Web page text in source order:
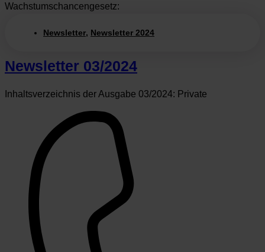
Wachstumschancengesetz:
Newsletter, Newsletter 2024
Newsletter 03/2024
Inhaltsverzeichnis der Ausgabe 03/2024: Private